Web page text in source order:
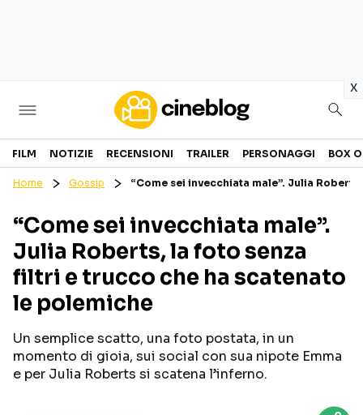
x
Cinema
GENERI
PERSONAGGI
CANALI STREAMING
Categorie
NOTIZIE
CURIOSITÀ
TRAILER
BOX OFFICE
FILM NOTIZIE RECENSIONI TRAILER PERSONAGGI BOX
Home Gossip “Come sei invecchiata male”. Julia
“Come sei invecchiata male”.
Julia Roberts, la foto senza
filtri e trucco che ha scatenato
le polemiche
Un semplice scatto, una foto postata, in un
momento di gioia, sui social con sua nipote Emma
e per Julia Roberts si scatena l’inferno.